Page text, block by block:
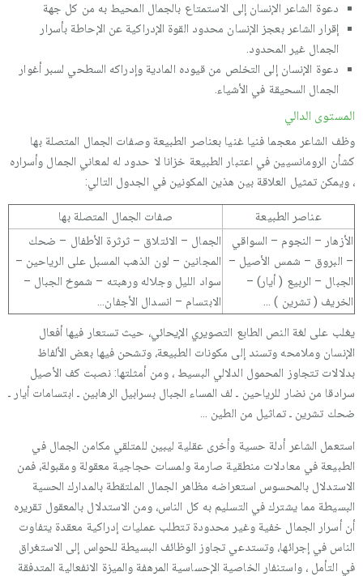
دعوة الشاعر الإنسان إلى الاستمتاع بالجمال المحيط به من كل جهة
إقرار الشاعر بعجز الإنسان محدود القوة الإدراكية عن الإحاطة بأسرار
الجمال غير المحدود.
دعوة الإنسان إلى التخلص من قيوده المادية وإدراكه السطحي لسبر أغوار
الجمال السحيقة في الأشياء.
المستوى الدالي
وظف الشاعر معجما فنيا غنيا بعناصر الطبيعة وصفات الجمال المتصلة بها
كشأن الرومانسيين في اعتبار الطبيعة خزانا لا حدود له لمعاني الجمال وأسراره
، ويمكن تمثيل العلاقة بين هذين المكونين في الجدول التالي:
عناصر الطبيعة
صفات الجمال المتصلة بها
الأزهار – النجوم – السواقي
– البروق – شمس الأصيل –
الجبال – الربيع ( أيار) –
الخريف ( تشرين ) …
الجمال – الائتلاق – ثرثرة الأطفال – ضحك
المجانين – لون الذهب المسبل على الرياحين –
سواد الليل وجلاله ورهبته – شموخ الجبال –
الابتسام – انسدال الأجفان…
يغلب على لغة النص الطابع التصويري الإيحائي، حيث تستعار فيها أفعال
الإنسان وملامحه وتسند إلى مكونات الطبيعة، وتشحن فيها بعض الألفاظ
بدلالات تتجاوز المحمول الدلالي البسيط ، ومن أمثلتها: نصبت كف الأصيل
سرادقا من نضار للرياحين ـ لف المساء الجبال بسرابيل الرهابين ـ ابتسامات أيار ـ
ضحك تشرين ـ تماثيل من الطين …
استعمل الشاعر أدلة حسية وأخرى عقلية ليبين للمتلقي مكامن الجمال في
الطبيعة في معادلات منطقية صارمة ولمسات حجاجية معقولة ومقبولة، فمن
الاستدلال بالمحسوس استعراضه مظاهر الجمال الملتقطة بالمدارك الحسية
البسيطة مما يشترك في التسليم به كل الناس، ومن الاستدلال بالمعقول تقريره
أن أسرار الجمال خفية وغير محدودة تتطلب عمليات إدراكية معقدة يتفاوت
الناس في إجرائها، وتستدعي تجاوز الوظائف البسيطة للحواس إلى الاستغراق
في التأمل ، واستنفار الخاصية الإحساسية المرهفة والميزة الانفعالية المتدفقة